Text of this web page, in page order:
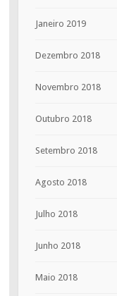
Janeiro 2019
Dezembro 2018
Novembro 2018
Outubro 2018
Setembro 2018
Agosto 2018
Julho 2018
Junho 2018
Maio 2018